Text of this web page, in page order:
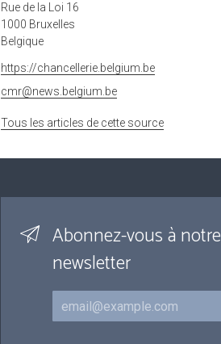
Rue de la Loi 16
1000 Bruxelles
Belgique
https://chancellerie.belgium.be
cmr@news.belgium.be
Tous les articles de cette source
Abonnez-vous à notre
newsletter
Courriel